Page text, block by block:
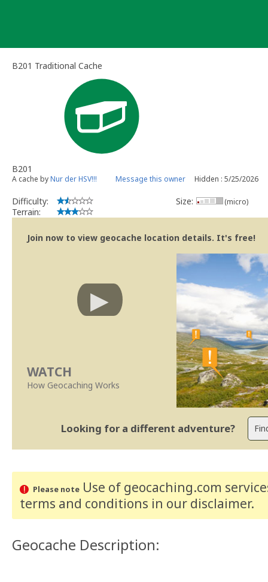
B201 Traditional Cache
B201
A cache byNur der HSV!!! Message this owner Hidden : 5/25/2026
Difficulty:
Terrain:
Size: (micro)
Join now to view geocache location details. It's free!
WATCH
How Geocaching Works
Looking for a different adventure?
Please noteUse of geocaching.com
terms and conditions in our disclaimer.
Geocache Description: